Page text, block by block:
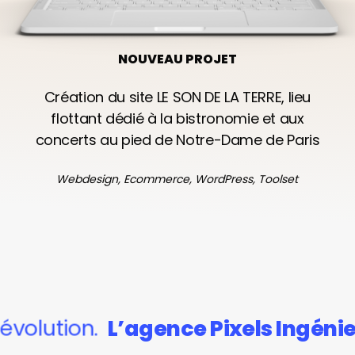
NOUVEAU PROJET
Création du site LE SON DE LA TERRE, lieu
flottant dédié à la bistronomie et aux
concerts au pied de Notre-Dame de Paris
Webdesign, Ecommerce, WordPress, Toolset
L’agence Pixels Ingénierie